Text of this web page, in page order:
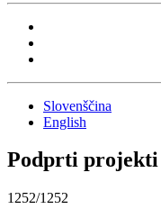
Slovenščina
English
Podprti projekti
1252/1252